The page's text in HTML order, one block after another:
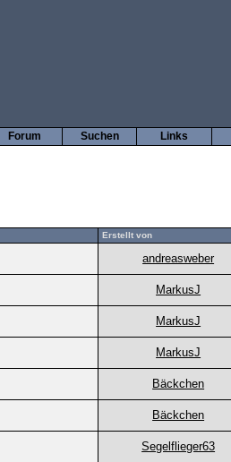
Links
Suchen
Forum
Erstellt von
andreasweber
MarkusJ
MarkusJ
MarkusJ
Bäckchen
Bäckchen
Segelflieger63